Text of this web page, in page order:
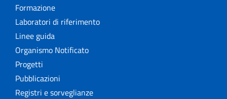
Formazione
Laboratori di riferimento
Linee guida
Organismo Notificato
Progetti
Pubblicazioni
Registri e sorveglianze